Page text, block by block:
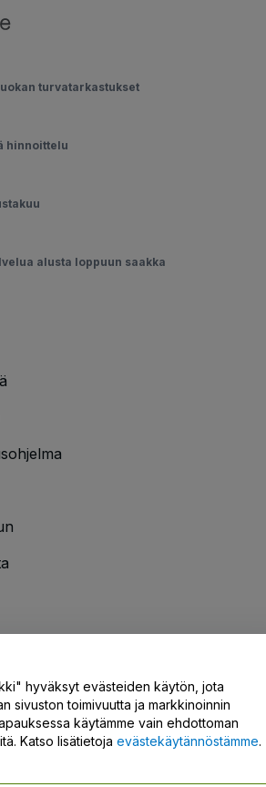
turvatarkastukset
hinnoittelu
alusta loppuun saakka
Ota meihin yhteyttä
hyväksyt evästeiden käytön, jota
sivuston toimivuutta ja markkinoinnin
käytämme vain ehdottoman
Katso lisätietoja evästekäytännöstämme.